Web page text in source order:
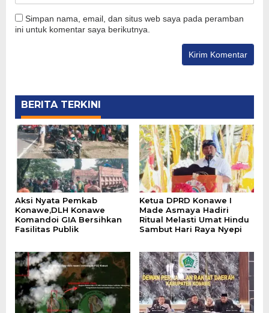
Simpan nama, email, dan situs web saya pada peramban
ini untuk komentar saya berikutnya.
BERITA TERKINI
Aksi Nyata Pemkab
Konawe,DLH Konawe
Komandoi GIA Bersihkan
Fasilitas Publik
Ketua DPRD Konawe I
Made Asmaya Hadiri
Ritual Melasti Umat Hindu
Sambut Hari Raya Nyepi